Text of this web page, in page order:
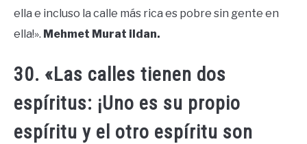
ella e incluso la calle más rica es pobre sin gente en
ella!». Mehmet Murat ildan.
30. «Las calles tienen dos
espíritus: ¡Uno es su propio
espíritu y el otro espíritu son